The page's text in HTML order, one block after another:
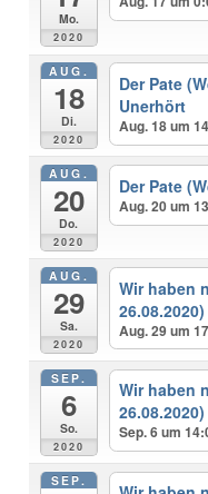
Mo.
2020
AUG.
18
Di.
2020
Der Pate
Unerhört
Aug. 18 um
AUG.
20
Do.
2020
Der Pate
Aug. 20 um
AUG.
29
Sa.
2020
Wir haben
26.08.2020)
Aug. 29 um
SEP.
6
So.
2020
Wir haben
26.08.2020)
Sep. 6 um
SEP.